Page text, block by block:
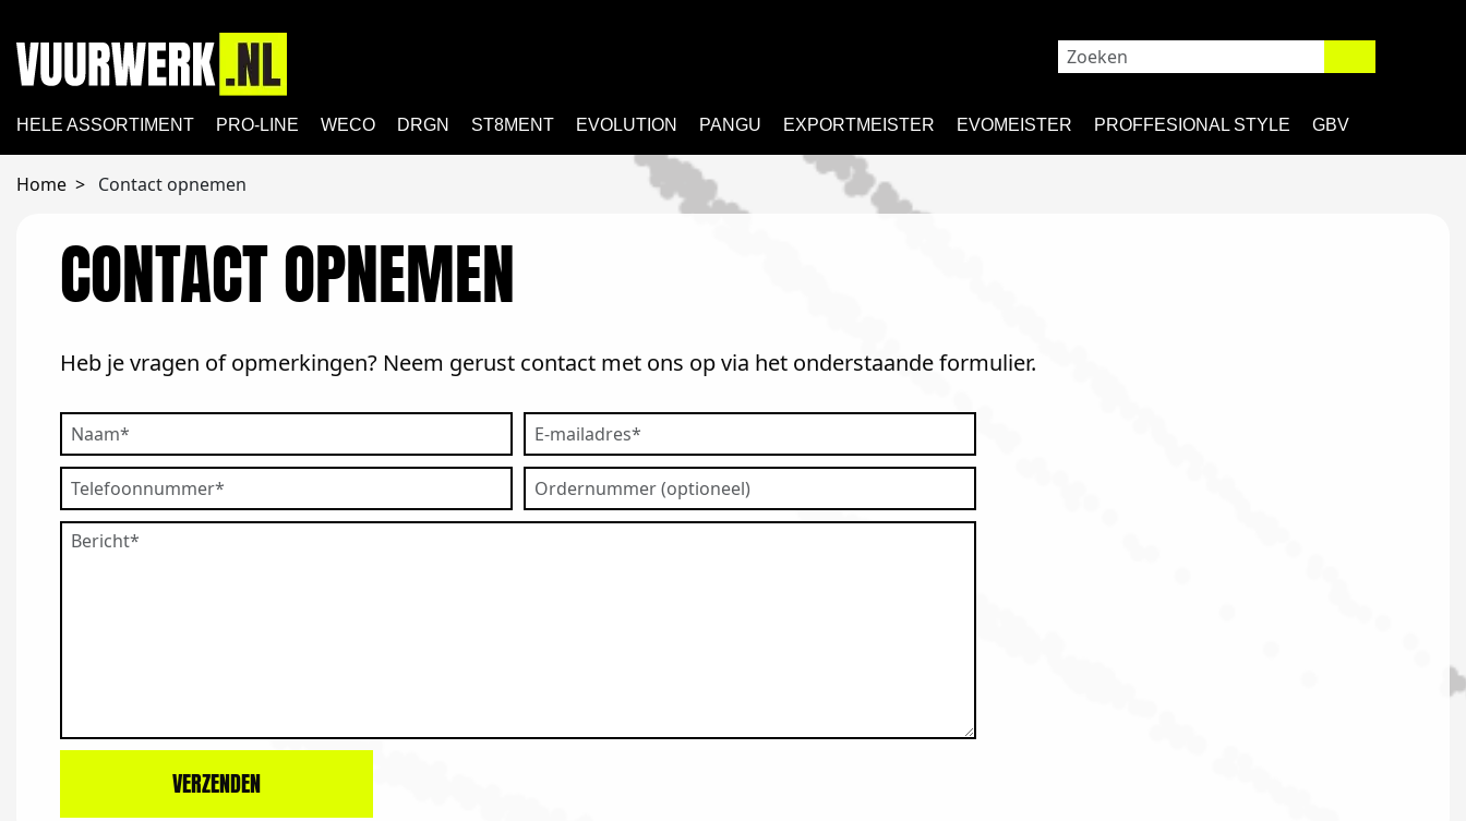
HELE ASSORTIMENT PRO-LINE WECO DRGN ST8MENT EVOLUTION PANGU EXPORTMEISTER EVOMEISTER PROFFESIONAL STYLE GBV
Home Contact opnemen
CONTACT OPNEMEN
Heb je vragen of opmerkingen? Neem gerust contact met ons op via het onderstaande formulier.
Naam
E-
mailadres
Telefoonnummer
Ordernummer
(optioneel)
Bericht
VERZENDEN